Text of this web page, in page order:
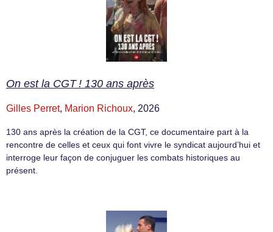
On est la CGT ! 130 ans après
Gilles Perret, Marion Richoux, 2026
130 ans après la création de la CGT, ce documentaire part à la
rencontre de celles et ceux qui font vivre le syndicat aujourd’hui et
interroge leur façon de conjuguer les combats historiques au
présent.